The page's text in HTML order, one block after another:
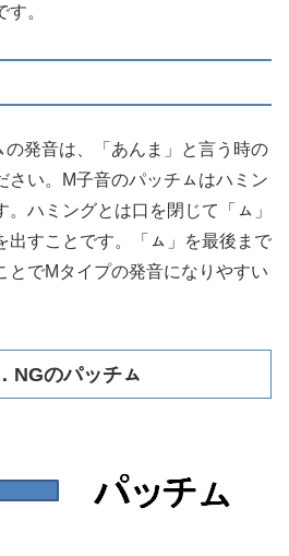
。
の発音は、「あんま」と言う時の
さい。M子音のパッチㇺはハミン
ハミングとは口を閉じて「ㇺ」
出すことです。「ㇺ」を最後まで
とでMタイプの発音になりやすい
NGのパッチㇺ